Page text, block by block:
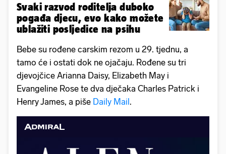
Svaki razvod roditelja duboko
pogađa djecu, evo kako možete
ublažiti posljedice na psihu
Bebe su rođene carskim rezom u 29. tjednu, a
tamo će i ostati dok ne ojačaju. Rođene su tri
djevojčice Arianna Daisy, Elizabeth May i
Evangeline Rose te dva dječaka Charles Patrick i
Henry James, a piše Daily Mail.